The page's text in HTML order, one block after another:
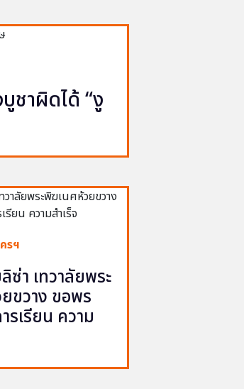
ชาผิดได้ “งู
รฯ
ซ่า เทวาลัยพระ
ขวาง ขอพร
รเรียน ความ